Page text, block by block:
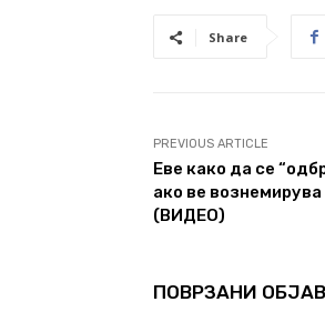
Share
PREVIOUS ARTICLE
Еве како да се
ако ве
(ВИДЕО)
ПОВРЗАНИ